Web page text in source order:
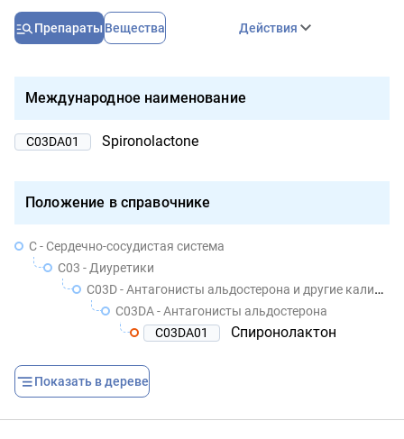
Препараты Вещества Действия
Международное наименование
C03DA01 Spironolactone
Положение в справочнике
C - Сердечно-сосудистая система
C03 - Диуретики
C03D - Антагонисты альдостерона и другие калийсберегающие средства
C03DA - Антагонисты альдостерона
C03DA01
Спиронолактон
Показать в дереве